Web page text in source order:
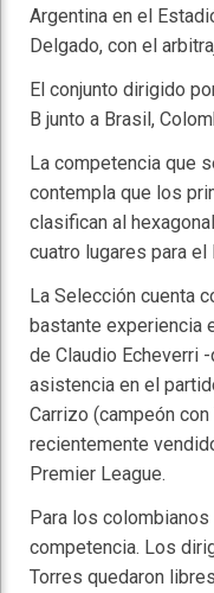
Argentina en el
Delgado, con el
El conjunto dirigido
B junto a Brasil,
La competencia que
contempla que los
clasifican al
cuatro lugares para el
La Selección cuenta
bastante experiencia
de Claudio Echeverri
asistencia en el
Carrizo (campeón
recientemente
Premier League.
Para los
competencia. Los
Torres quedaron